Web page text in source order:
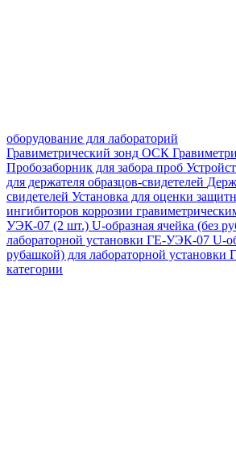
оборудование для лабораторий
Гравиметрический зонд ОСК
Пробозаборник для забора проб
для держателя образцов-свидетелей
свидетелей Установка для оценки
ингибиторов коррозии
УЭК-07 (2 шт.) U-образная ячейка (без
лабораторной установки ГЕ-УЭК-07 U-
рубашкой) для лабораторной
категории